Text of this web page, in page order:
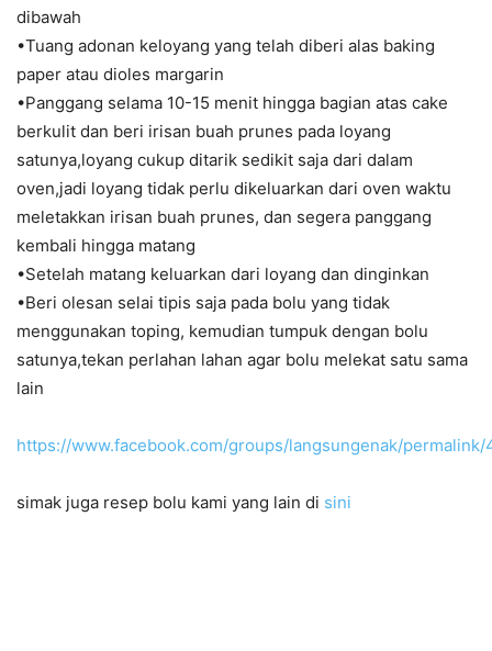
dibawah
•Tuang adonan keloyang yang telah diberi alas baking
paper atau dioles margarin
•Panggang selama 10-15 menit hingga bagian atas cake
berkulit dan beri irisan buah prunes pada loyang
satunya,loyang cukup ditarik sedikit saja dari dalam
oven,jadi loyang tidak perlu dikeluarkan dari oven waktu
meletakkan irisan buah prunes, dan segera panggang
kembali hingga matang
•Setelah matang keluarkan dari loyang dan dinginkan
•Beri olesan selai tipis saja pada bolu yang tidak
menggunakan toping, kemudian tumpuk dengan bolu
satunya,tekan perlahan lahan agar bolu melekat satu sama
lain
https://www.facebook.com/groups/langsungenak/
simak juga resep bolu kami yang lain di sini